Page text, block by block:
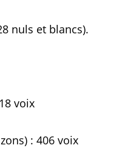
nuls et blancs).
voix
: 406 voix